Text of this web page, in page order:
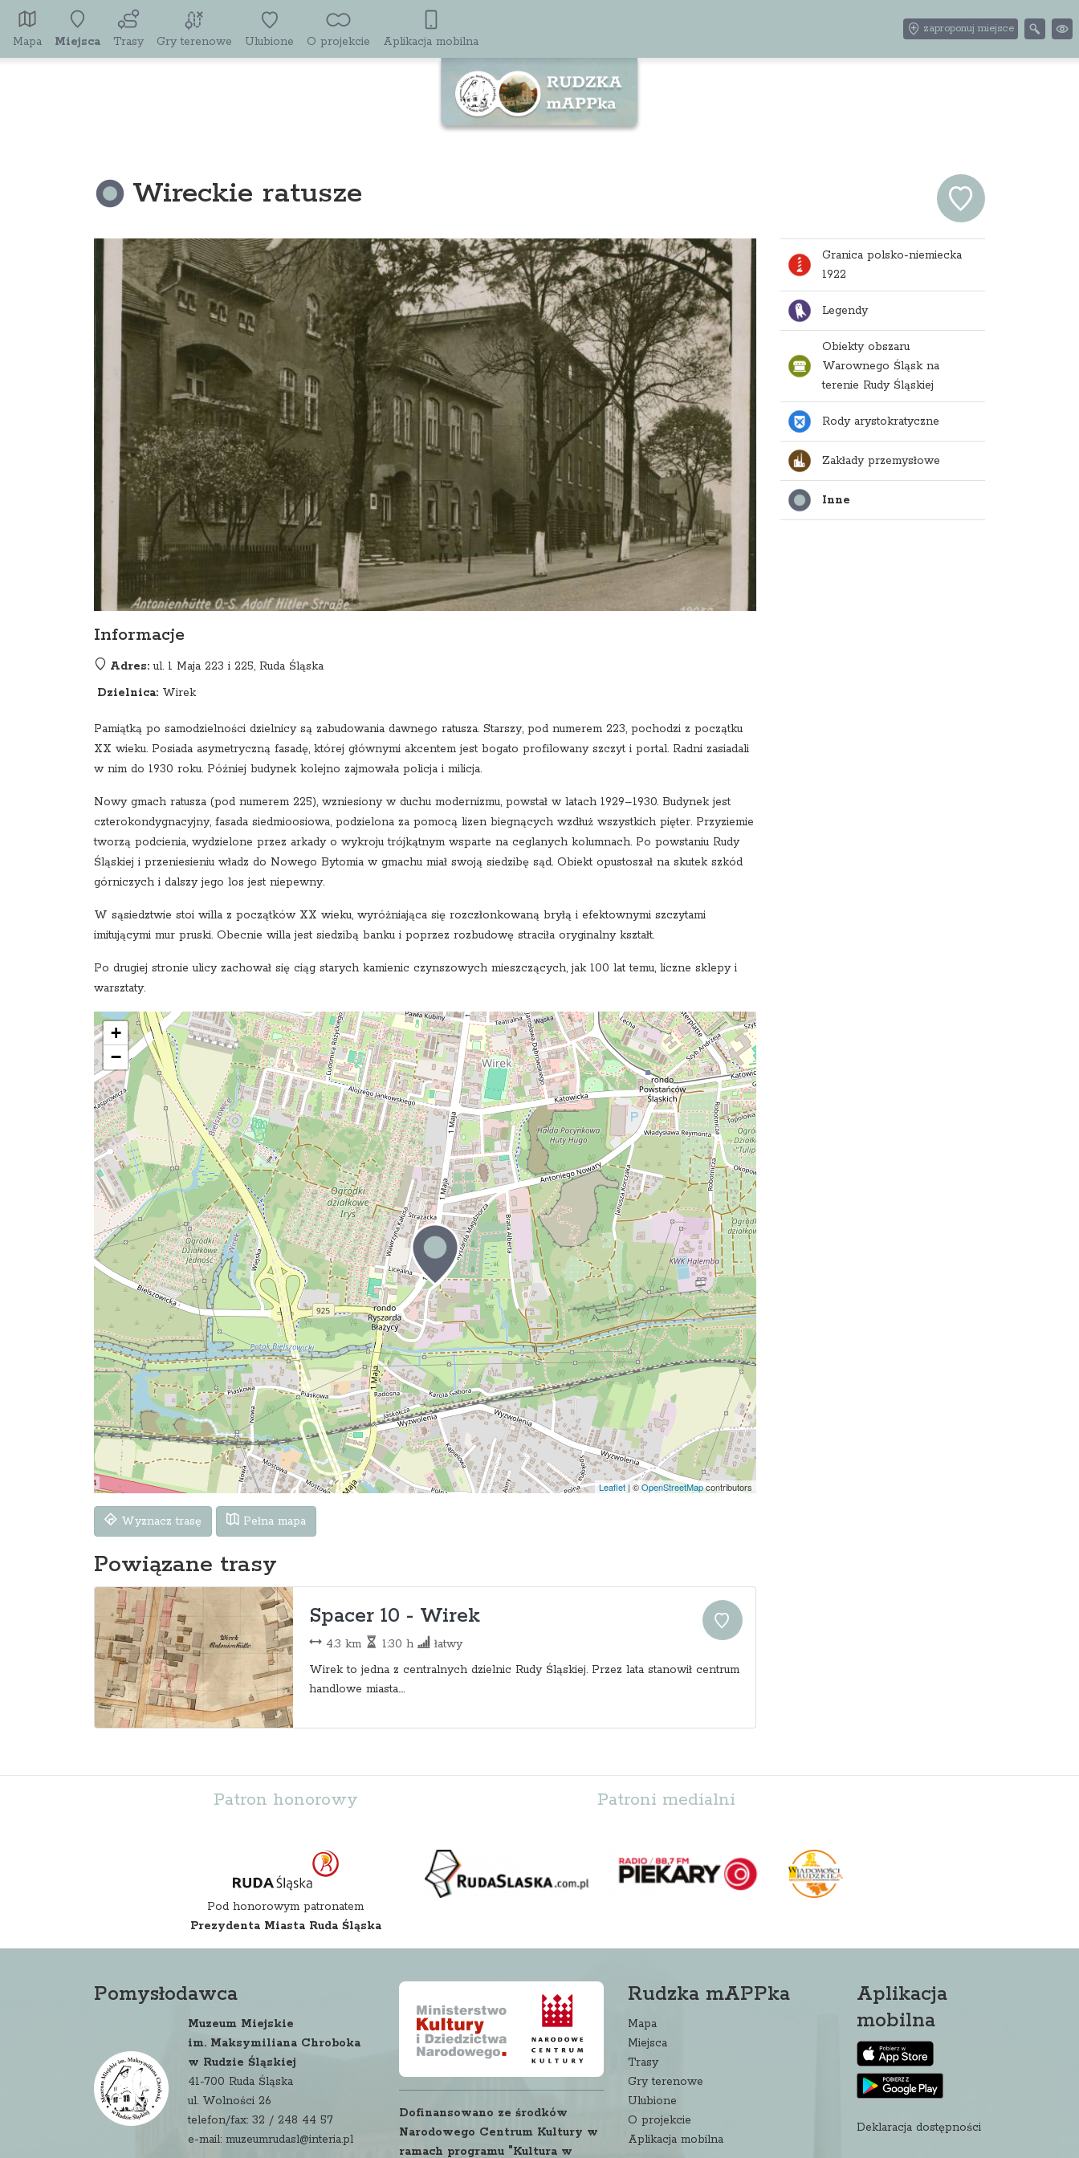
Mapa Miejsca Trasy Gry terenowe Ulubione O projekcie Aplikacja mobilna
zaproponuj miejsce
Wireckie ratusze
Informacje
Adres: ul. 1 Maja 223 i 225, Ruda Śląska
Dzielnica: Wirek
Pamiątką po samodzielności dzielnicy są zabudowania dawnego ratusza. Starszy, pod numerem 223, pochodzi z początku
XX wieku. Posiada asymetryczną fasadę, której głównymi akcentem jest bogato profilowany szczyt i portal. Radni zasiadali
w nim do 1930 roku. Później budynek kolejno zajmowała policja i milicja.
Nowy gmach ratusza (pod numerem 225), wzniesiony w duchu modernizmu, powstał w latach 1929–1930. Budynek jest
czterokondygnacyjny, fasada siedmioosiowa, podzielona za pomocą lizen biegnących wzdłuż wszystkich pięter. Przyziemie
tworzą podcienia, wydzielone przez arkady o wykroju trójkątnym wsparte na ceglanych kolumnach. Po powstaniu Rudy
Śląskiej i przeniesieniu władz do Nowego Bytomia w gmachu miał swoją siedzibę sąd. Obiekt opustoszał na skutek szkód
górniczych i dalszy jego los jest niepewny.
W sąsiedztwie stoi willa z początków XX wieku, wyróżniająca się rozczłonkowaną bryłą i efektownymi szczytami
imitującymi mur pruski. Obecnie willa jest siedzibą banku i poprzez rozbudowę straciła oryginalny kształt.
Po drugiej stronie ulicy zachował się ciąg starych kamienic czynszowych mieszczących, jak 100 lat temu, liczne sklepy i
warsztaty.
+
−
Leaflet | ©OpenStreetMapcontributors
Wyznacz trasę Pełna mapa
Powiązane trasy
Spacer 10 - Wirek
4.3 km 1:30 h
łatwy
Wirek to jedna z centralnych dzielnic Rudy Śląskiej. Przez lata stanowił centrum
handlowe miasta....
Granica polsko-niemiecka
1922
Legendy
Obiekty obszaru
Warownego Śląsk na
terenie Rudy Śląskiej
Rody arystokratyczne
Zakłady przemysłowe
Inne
Patron honorowy
Pod honorowym patronatem
Prezydenta Miasta Ruda Śląska
Patroni medialni
Pomysłodawca
Muzeum Miejskie
im. Maksymiliana Chroboka
w Rudzie Śląskiej
41-700 Ruda Śląska
ul. Wolności 26
telefon/fax: 32 / 248 44 57
e-mail: muzeumrudasl@interia.pl
Dofinansowano ze środków
Narodowego Centrum Kultury w
ramach programu "Kultura w
Rudzka mAPPka
Mapa
Miejsca
Trasy
Gry terenowe
Ulubione
O projekcie
Aplikacja mobilna
Aplikacja
mobilna
Deklaracja dostępności